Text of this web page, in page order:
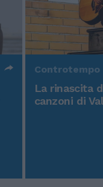
Controtempo
La rinascita
canzoni di